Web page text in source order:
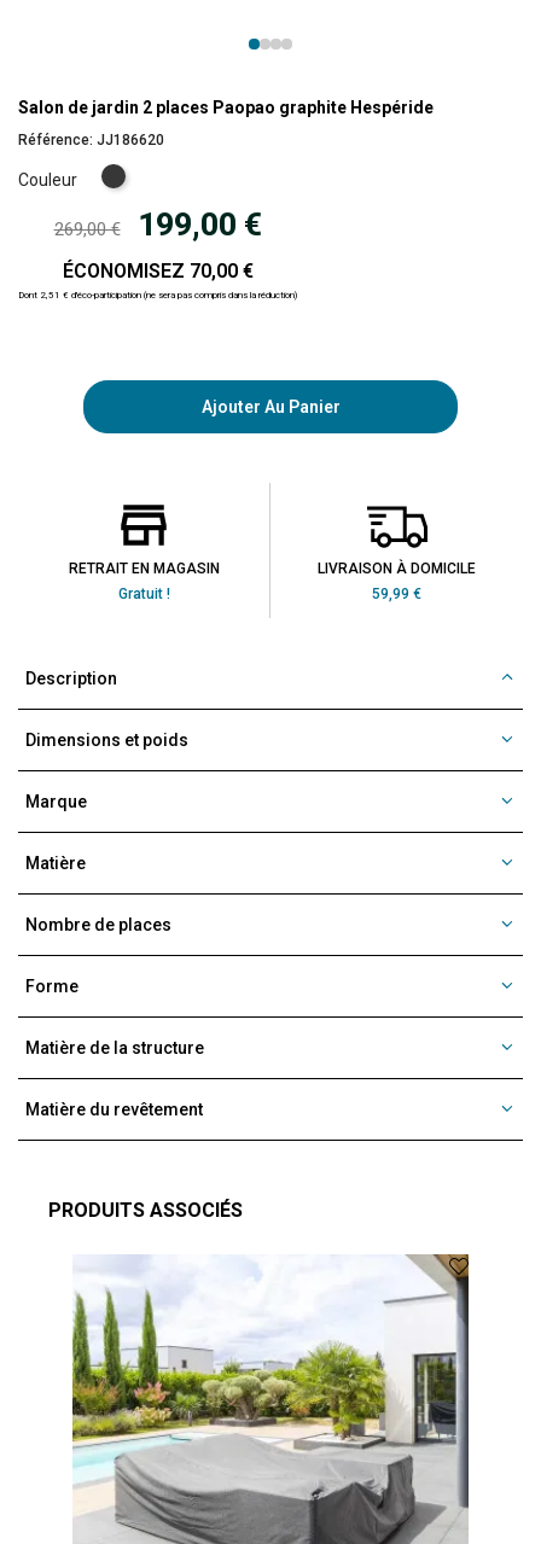
Salon de jardin 2 places Paopao graphite Hespéride
Référence: JJ186620
Couleur
Graphite
269,00 € 199,00 €
ÉCONOMISEZ 70,00 €
Dont 2,51 € d'éco-participation (ne sera pas compris dans la réduction)
Ajouter Au Panier
RETRAIT EN MAGASIN
Gratuit !
LIVRAISON À DOMICILE
59,99 €
Description
Dimensions et poids
Marque
Matière
Nombre de places
Forme
Matière de la structure
Matière du revêtement
PRODUITS ASSOCIÉS